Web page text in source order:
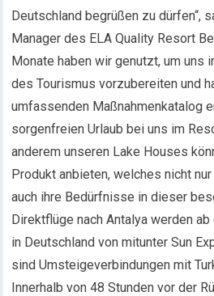
Deutschland begrüßen zu dürfen“,
Manager des ELA Quality Resort
Monate haben wir genutzt, um uns
des Tourismus vorzubereiten und
umfassenden Maßnahmenkatalog
sorgenfreien Urlaub bei uns im
anderem unseren Lake Houses
Produkt anbieten, welches nicht
auch ihre Bedürfnisse in dieser
Direktflüge nach Antalya werden
in Deutschland von mitunter Sun
sind Umsteigeverbindungen mit
Innerhalb von 48 Stunden vor der